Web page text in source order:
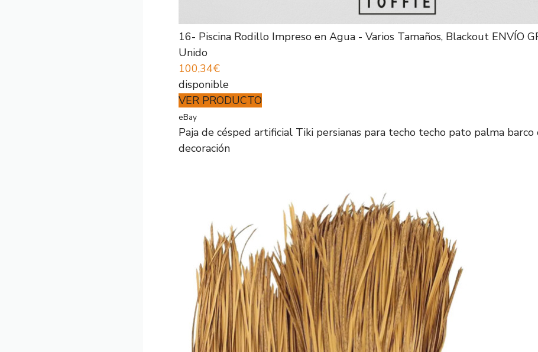
16- Piscina Rodillo Impreso en Agua - Varios Tamaños, Blackout ENVÍO
Unido
100,34€
disponible
VER PRODUCTO
eBay
Paja de césped artificial Tiki persianas para techo techo pato palma barco
decoración